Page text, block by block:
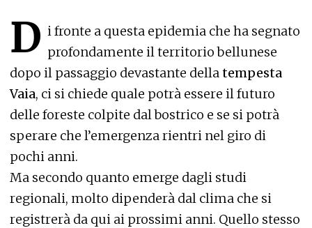
D i fronte a questa epidemia che ha segnato
profondamente il territorio bellunese
dopo il passaggio devastante della tempesta
Vaia, ci si chiede quale potrà essere il futuro
delle foreste colpite dal bostrico e se si potrà
sperare che l’emergenza rientri nel giro di
pochi anni.
Ma secondo quanto emerge dagli studi
regionali, molto dipenderà dal clima che si
registrerà da qui ai prossimi anni. Quello stesso